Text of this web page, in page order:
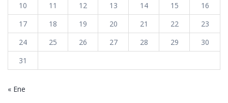
10
11 12 13 14 15
16
17
18 19 20 21 22
23
24
25 26 27 28 29
30
31
« Ene